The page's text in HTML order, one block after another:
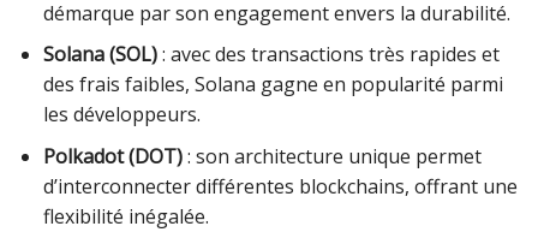
démarque par son engagement envers la durabilité.
Solana (SOL): avec des transactions très rapides et
des frais faibles, Solana gagne en popularité parmi
les développeurs.
Polkadot (DOT): son architecture unique permet
d’interconnecter différentes blockchains, offrant une
flexibilité inégalée.